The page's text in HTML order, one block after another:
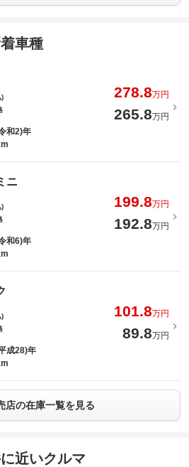
車種
278.8万円
265.8万円
和2)年
ニ
199.8万円
192.8万円
和6)年
101.8万円
89.8万円
成28)年
店の在庫一覧を見る
近いクルマ